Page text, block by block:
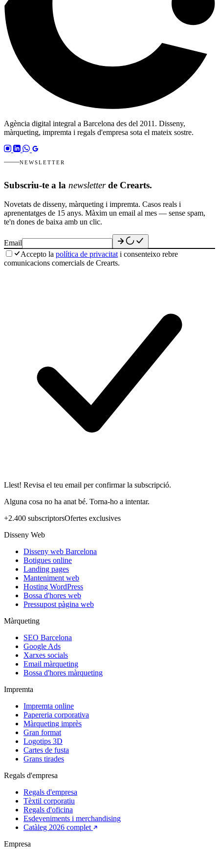
Agència digital integral a Barcelona des del 2011. Disseny,
màrqueting, impremta i regals d'empresa sota el mateix sostre.
NEWSLETTER
Subscriu-te a la newsletterde Crearts.
Novetats de disseny, màrqueting i impremta. Casos reals i
aprenentatges de 15 anys. Màxim un email al mes — sense spam,
te'n dones de baixa amb un clic.
Email
Accepto la política de privacitat i consenteixo rebre
comunicacions comercials de Crearts.
Llest! Revisa el teu email per confirmar la subscripció.
Alguna cosa no ha anat bé. Torna-ho a intentar.
+2.400 subscriptorsOfertes exclusives
Disseny Web
Disseny web Barcelona
Botigues online
Landing pages
Manteniment web
Hosting WordPress
Bossa d'hores web
Pressupost pàgina web
Màrqueting
SEO Barcelona
Google Ads
Xarxes socials
Email màrqueting
Bossa d'hores màrqueting
Impremta
Impremta online
Papereria corporativa
Màrqueting imprès
Gran format
Logotips 3D
Cartes de fusta
Grans tirades
Regals d'empresa
Regals d'empresa
Tèxtil corporatiu
Regals d'oficina
Esdeveniments i merchandising
Catàleg 2026 complet
Empresa